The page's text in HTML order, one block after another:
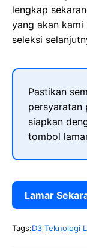
lengkap
yang akan
seleksi
Pastikan
persyaratan
siapkan
tombol
Lamar
Tags:D3 Teknologi